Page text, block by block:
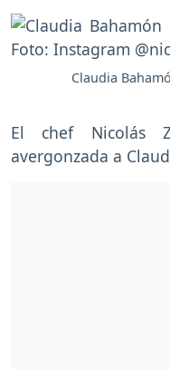
Claudia
El chef Nicolás
avergonzada a